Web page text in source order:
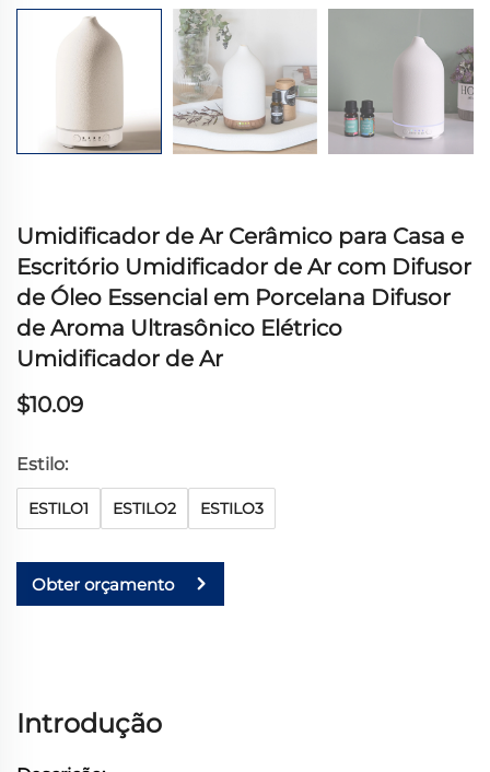
Umidificador de Ar Cerâmico para Casa e
Escritório Umidificador de Ar com Difusor
de Óleo Essencial em Porcelana Difusor
de Aroma Ultrasônico Elétrico
Umidificador de Ar
$10.09
Estilo:
ESTILO1 ESTILO2 ESTILO3
Obter orçamento
Introdução